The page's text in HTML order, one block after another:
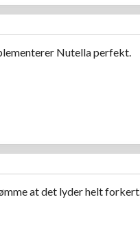
Nutella perfekt.
at det lyder helt forkert.